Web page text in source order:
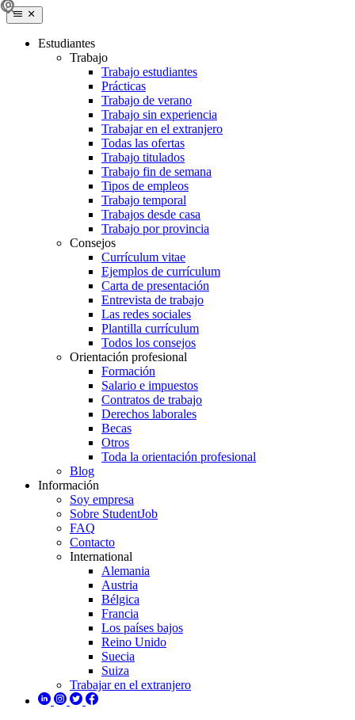
Estudiantes
Trabajo
Trabajo estudiantes
Prácticas
Trabajo de verano
Trabajo sin experiencia
Trabajar en el extranjero
Todas las ofertas
Trabajo titulados
Trabajo fin de semana
Tipos de empleos
Trabajo temporal
Trabajos desde casa
Trabajo por provincia
Consejos
Currículum vitae
Ejemplos de currículum
Carta de presentación
Entrevista de trabajo
Las redes sociales
Plantilla currículum
Todos los consejos
Orientación profesional
Formación
Salario e impuestos
Contratos de trabajo
Derechos laborales
Becas
Otros
Toda la orientación profesional
Blog
Información
Soy empresa
Sobre StudentJob
FAQ
Contacto
International
Alemania
Austria
Bélgica
Francia
Los países bajos
Reino Unido
Suecia
Suiza
Trabajar en el extranjero